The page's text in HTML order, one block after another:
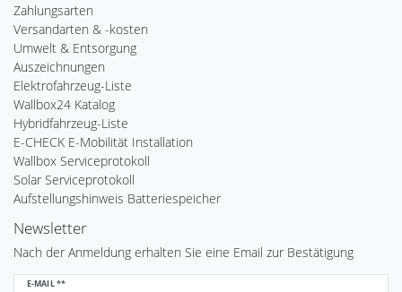
Zahlungsarten
Versandarten & -kosten
Umwelt & Entsorgung
Auszeichnungen
Elektrofahrzeug-Liste
Wallbox24 Katalog
Hybridfahrzeug-Liste
E-CHECK E-Mobilität Installation
Wallbox Serviceprotokoll
Solar Serviceprotokoll
Aufstellungshinweis Batteriespeicher
Newsletter
Nach der Anmeldung erhalten Sie eine Email zur Bestätigung
E-MAIL **
Newsletter